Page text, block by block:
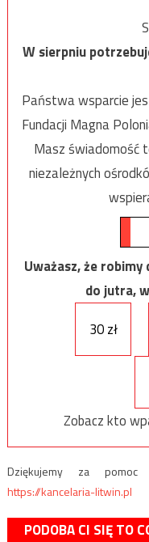
W sierpniu
Państwa wsparcie
Fundacji Magna
Masz świadomość
niezależnych
Uważasz, że
do jutra,
30 zł
Zobacz kto
Dziękujemy za pomoc
https://kancelaria-litwin.pl
PODOBA CI SIĘ TO